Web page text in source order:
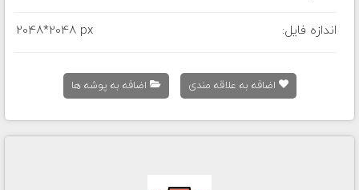
اندازه فایل: 2048*2048 px
اضافه به علاقه مندی اضافه به پوشه ها